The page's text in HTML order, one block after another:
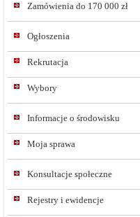
Zamówienia do 170 000 zł
Ogłoszenia
Rekrutacja
Wybory
Informacje o środowisku
Moja sprawa
Konsultacje społeczne
Rejestry i ewidencje